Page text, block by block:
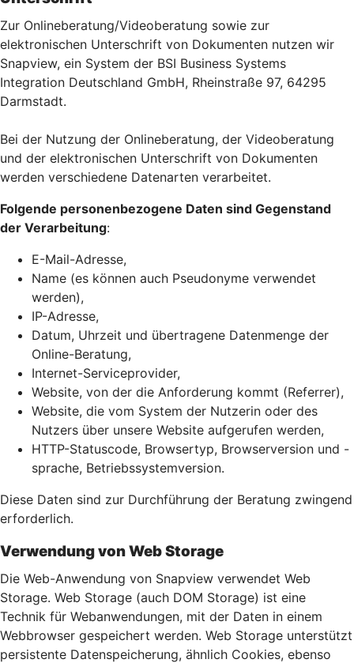
Zur Onlineberatung/Videoberatung sowie zur
elektronischen Unterschrift von Dokumenten nutzen wir
Snapview, ein System der BSI Business Systems
Integration Deutschland GmbH, Rheinstraße 97, 64295
Darmstadt.
Bei der Nutzung der Onlineberatung, der Videoberatung
und der elektronischen Unterschrift von Dokumenten
werden verschiedene Datenarten verarbeitet.
Folgende personenbezogene Daten sind Gegenstand
der Verarbeitung:
E-Mail-Adresse,
Name (es können auch Pseudonyme verwendet
werden),
IP-Adresse,
Datum, Uhrzeit und übertragene Datenmenge der
Online-Beratung,
Internet-Serviceprovider,
Website, von der die Anforderung kommt (Referrer),
Website, die vom System der Nutzerin oder des
Nutzers über unsere Website aufgerufen werden,
HTTP-Statuscode, Browsertyp, Browserversion und -
sprache, Betriebssystemversion.
Diese Daten sind zur Durchführung der Beratung zwingend
erforderlich.
Verwendung von Web Storage
Die Web-Anwendung von Snapview verwendet Web
Storage. Web Storage (auch DOM Storage) ist eine
Technik für Webanwendungen, mit der Daten in einem
Webbrowser gespeichert werden. Web Storage unterstützt
persistente Datenspeicherung, ähnlich Cookies, ebenso